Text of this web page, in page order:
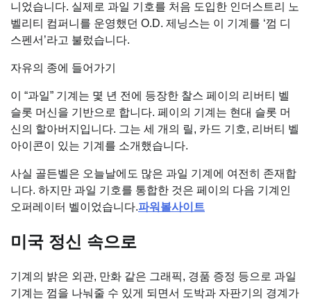
니었습니다. 실제로 과일 기호를 처음 도입한 인더스트리 노
벨리티 컴퍼니를 운영했던 O.D. 제닝스는 이 기계를 ‘껌 디
스펜서’라고 불렀습니다.
자유의 종에 들어가기
이 “과일” 기계는 몇 년 전에 등장한 찰스 페이의 리버티 벨
슬롯 머신을 기반으로 합니다. 페이의 기계는 현대 슬롯 머
신의 할아버지입니다. 그는 세 개의 릴, 카드 기호, 리버티 벨
아이콘이 있는 기계를 소개했습니다.
사실 골든벨은 오늘날에도 많은 과일 기계에 여전히 존재합
니다. 하지만 과일 기호를 통합한 것은 페이의 다음 기계인
오퍼레이터 벨이었습니다.파워볼사이트
미국 정신 속으로
기계의 밝은 외관, 만화 같은 그래픽, 경품 증정 등으로 과일
기계는 껌을 나눠줄 수 있게 되면서 도박과 자판기의 경계가